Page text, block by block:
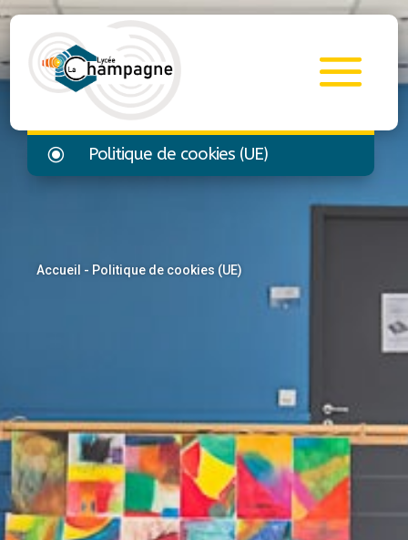
\ Politique de cookies (UE)
Accueil - Politique de cookies (UE)